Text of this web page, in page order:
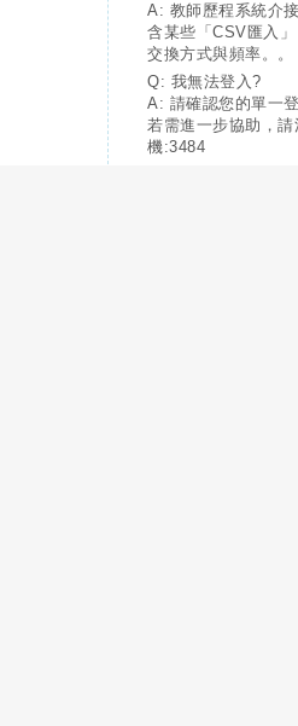
A: 教師歷程系統介
含某些「CSV匯入
交換方式與頻率。。
Q: 我無法登入?
A: 請確認您的單一
若需進一步協助，
機:3484